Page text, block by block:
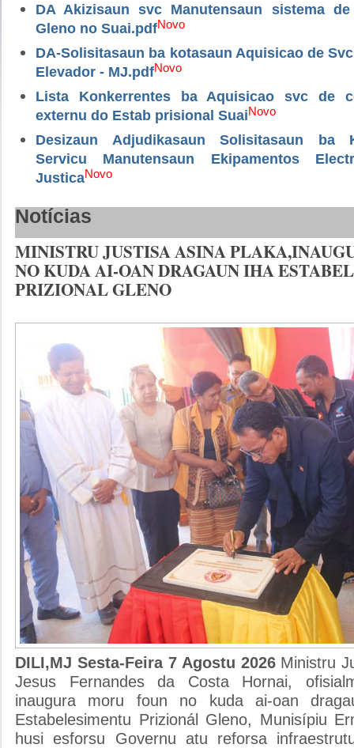
DA Akizisaun svc Manutensaun sistema
Gleno no Suai.pdfNovo
DA-Solisitasaun ba kotasaun Aquisicao de
Elevador - MJ.pdfNovo
Lista Konkerrentes ba Aquisicao svc de
externu do Estab prisional SuaiNovo
Desizaun Adjudikasaun Solisitasaun ba
Servicu Manutensaun Ekipamentos
JusticaNovo
Notícias
MINISTRU JUSTISA ASINA
NO KUDA AI-OAN DRAGAUN IHA
PRIZIONAL GLENO
DILI,MJ Sesta-Feira 7 Agostu 2026 Ministru
Jesus Fernandes da Costa Hornai,
inaugura moru foun no kuda ai-oan
Estabelesimentu Prizionál Gleno, Munisípiu
husi esforsu Governu atu reforsa